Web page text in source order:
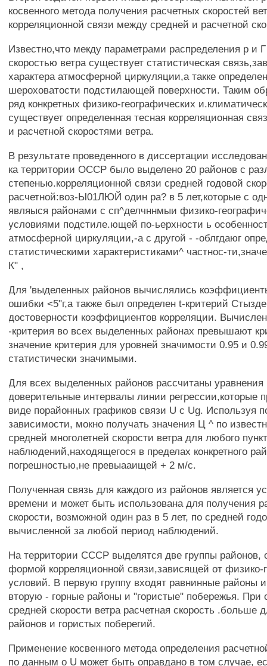
косвенного метода получения расчетных скоростей
корреляционной связи между средней и расчетной
Известно,что мекду параметрами распределения р и
скоростью ветра существует статистическая
характера атмосферной циркуляции,а такке
шероховатости подстилающей поверхности. Таким
ряд конкретных физико-географических
существует определенная тесная корреляционная
и расчетной скоростями ветра.
В результате проведенного в диссертации
ка территории ОССР было выделено 20 районов с
степенью.корреляционной связи средней годовой
расчетной:воз-Ы01ЛЮЙ один ра? в 5 лет,которые с
являыся районами с сп^делчннмыи физико-
условиями подстиле.ющей по-ьерхности ь
атмосферной циркуляции,-а с другой - -облгдаюг
статистическими характеристиками^ частнос-
К" ,
Для 'выделенных районов вычислялись
ошибки <5"г,а также был определен t-критерий
достоверности коэффициентов корреляции.
-критерия во всех выделенных районах превышают
значение критерия для уровней значимости 0.95 и
статистически значимыми.
Для всех выделенных районов рассчитаны уравнения
доверительные интервалы линии регрессии,которые
виде порайонных графиков связи U с Ug. Используя
зависимости, мокно получать значения Ц ^ по
средней многолетней скорости ветра для любого
наблюдений,находящегося в пределах конкретного
погрешностью,не превыааищей + 2 м/с.
Полученная связь для каждого из районов является
времени и может быть использована для получения
скорости, возможной один раз в 5 лет, по средней
вычисленной за любой период наблюдений.
На территории СССР выделятся две группы районов,
формой корреляционной связи,зависящей от физико-
условий. В первую группу входят равнинные районы
вторую - горные районы и "гористые" побережья. При
средней скорости ветра расчетная скорость .больше
районов и гористых поберегий.
Применение косвенного метода определения
по данным о U может быть оправдано в том случае,